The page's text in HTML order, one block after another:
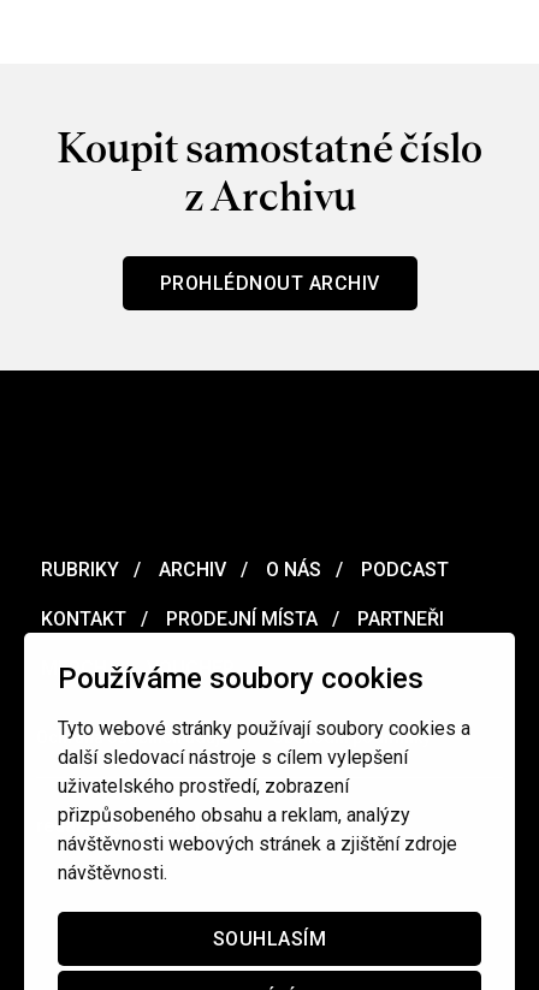
Používáme soubory cookies
Tyto webové stránky používají soubory cookies a
další sledovací nástroje s cílem vylepšení
uživatelského prostředí, zobrazení
přizpůsobeného obsahu a reklam, analýzy
návštěvnosti webových stránek a zjištění zdroje
návštěvnosti.
SOUHLASÍM
Koupit samostatné číslo
z Archivu
PROHLÉDNOUT ARCHIV
RUBRIKY ARCHIV O NÁS PODCAST
KONTAKT PRODEJNÍ MÍSTA PARTNEŘI
MERCH VOUCHER
Ochrana osobních údajů / Obchodní podmínky
redakce@cinepur.cz